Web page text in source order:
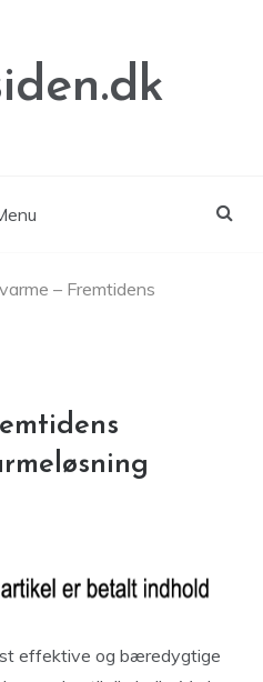
– Fremtidens
effektive og bæredygtige